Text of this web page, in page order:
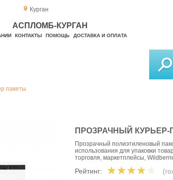
Курган
АСПЛОМБ-КУРГАН
КОНТАКТЫ ПОМОЩЬ ДОСТАВКА И ОПЛАТА
пакеты
ПРОЗРАЧНЫЙ КУРЬЕР-
Прозрачный полиэтиленовый
использования для упаковки
торговля, маркетплейсы,
Рейтинг: